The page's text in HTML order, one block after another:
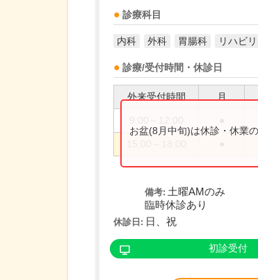
診療科目
内科 外科 胃腸科 リハビ
診療/受付時間・休診日
外来受付時間 月
お盆(8月中旬)は休診・休業
備考: 土曜AMのみ
臨時休診あり
休診日: 日、祝
初診受付